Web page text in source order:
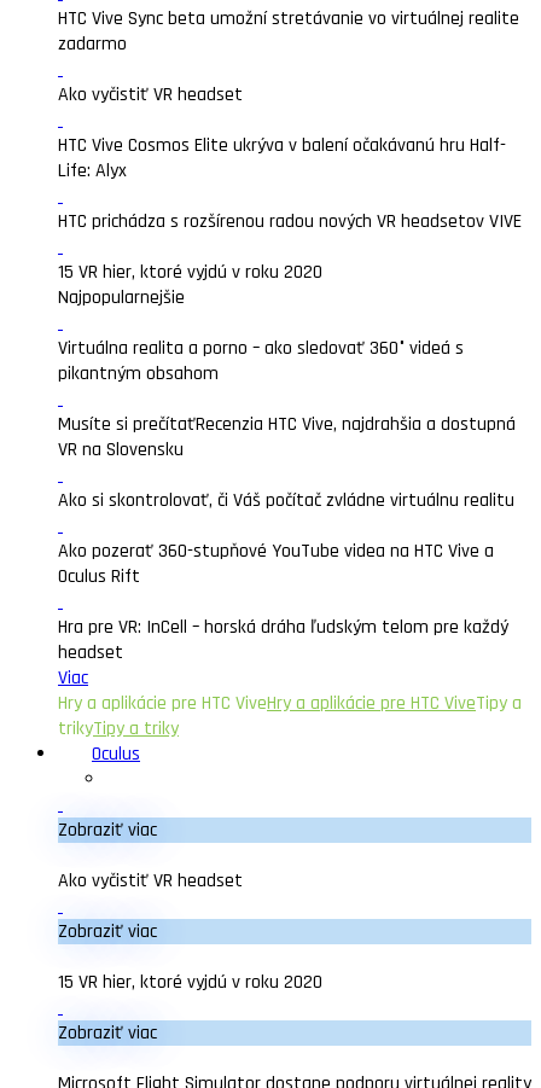
HTC Vive Sync beta umožní stretávanie vo virtuálnej realite
zadarmo
Ako vyčistiť VR headset
HTC Vive Cosmos Elite ukrýva v balení očakávanú hru Half-
Life: Alyx
HTC prichádza s rozšírenou radou nových VR headsetov VIVE
15 VR hier, ktoré vyjdú v roku 2020
Najpopularnejšie
Virtuálna realita a porno – ako sledovať 360° videá s
pikantným obsahom
Musíte si prečítaťRecenzia HTC Vive, najdrahšia a dostupná
VR na Slovensku
Ako si skontrolovať, či Váš počítač zvládne virtuálnu realitu
Ako pozerať 360-stupňové YouTube videa na HTC Vive a
Oculus Rift
Hra pre VR: InCell – horská dráha ľudským telom pre každý
headset
Viac
Hry a aplikácie pre HTC ViveHry a aplikácie pre HTC ViveTipy a
trikyTipy a triky
Oculus
Zobraziť viac
Ako vyčistiť VR headset
Zobraziť viac
15 VR hier, ktoré vyjdú v roku 2020
Zobraziť viac